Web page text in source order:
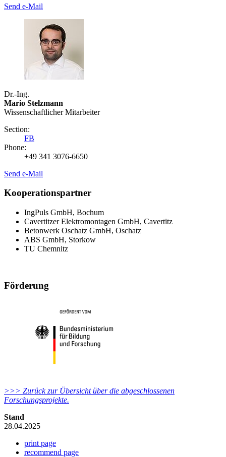
Send e-Mail
Dr.-Ing.
Mario Stelzmann
Wissenschaftlicher Mitarbeiter
Section:
FB
Phone:
+49 341 3076-6650
Send e-Mail
Kooperationspartner
IngPuls GmbH, Bochum
Cavertitzer Elektromontagen GmbH, Cavertitz
Betonwerk Oschatz GmbH, Oschatz
ABS GmbH, Storkow
TU Chemnitz
Förderung
>>> Zurück zur Übersicht über die abgeschlossenen
Forschungsprojekte.
Stand
28.04.2025
print page
recommend page